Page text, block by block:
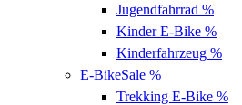
Jugendfahrrad %
Kinder E-Bike %
Kinderfahrzeug %
E-BikeSale %
Trekking E-Bike %